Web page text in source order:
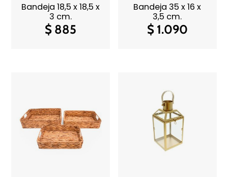
Bandeja 18,5 x 18,5 x
3 cm.
$ 885
Bandeja 35 x 16 x
3,5 cm.
$1.090